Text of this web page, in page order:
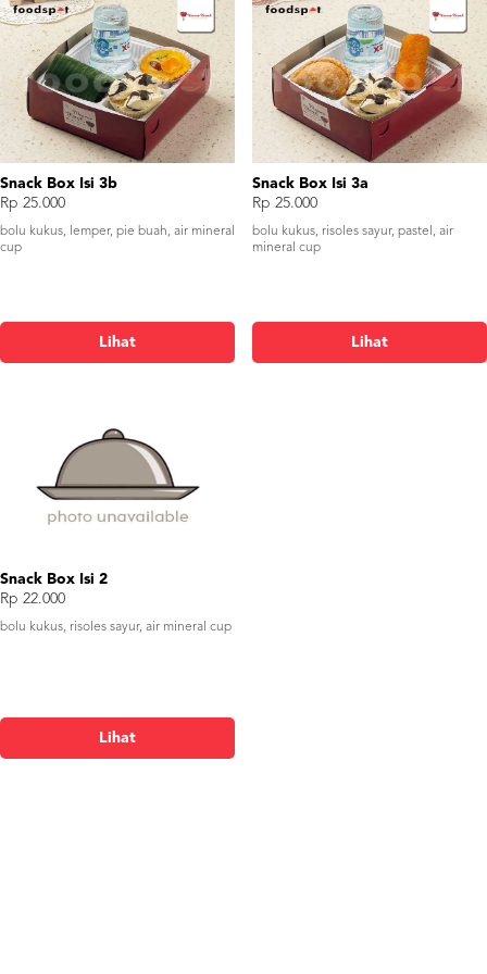
Snack Box Isi 3b
Rp 25.000
bolu kukus, lemper, pie buah, air mineral
cup
Lihat
Snack Box Isi 3a
Rp 25.000
bolu kukus, risoles sayur, pastel, air
mineral cup
Lihat
Snack Box Isi 2
Rp 22.000
bolu kukus, risoles sayur, air mineral cup
Lihat